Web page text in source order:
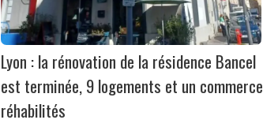
Lyon : la rénovation de la résidence Bancel
est terminée, 9 logements et un commerce
réhabilités